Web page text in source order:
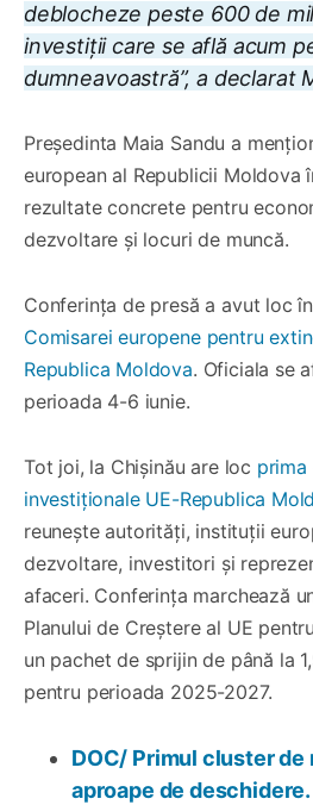
deblocheze peste 600 de
investiții care se află acum
dumneavoastră”, a declarat
Președinta Maia Sandu a
european al Republicii Moldova
rezultate concrete pentru
dezvoltare și locuri de muncă.
Conferința de presă a avut loc
Comisarei europene pentru
Republica Moldova. Oficiala se
perioada 4-6 iunie.
Tot joi, la Chișinău are loc prima
investiționale UE-Republica
reunește autorități, instituții
dezvoltare, investitori și
afaceri. Conferința marchează
Planului de Creștere al UE
un pachet de sprijin de până la
pentru perioada 2025-2027.
DOC/ Primul cluster de
aproape de